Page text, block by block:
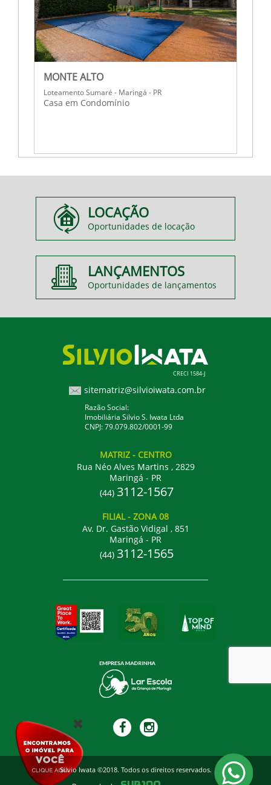
MONTE ALTO
Loteamento Sumaré - Maringá - PR
Casa em Condomínio
LOCAÇÃO
Oportunidades de locação
LANÇAMENTOS
Oportunidades de lançamentos
CRECI 1584-J
sitematriz@silvioiwata.com.br
Razão Social:
Imobiliária Silvio S. Iwata Ltda
CNPJ: 79.079.802/0001-99
MATRIZ - CENTRO
Rua Néo Alves Martins , 2829
Maringá - PR
(44) 3112-1567
FILIAL- ZONA 08
Av. Dr. Gastão Vidigal , 851
Maringá - PR
(44) 3112-1565
Silvio Iwata ©2018. Todos os direitos reservados.